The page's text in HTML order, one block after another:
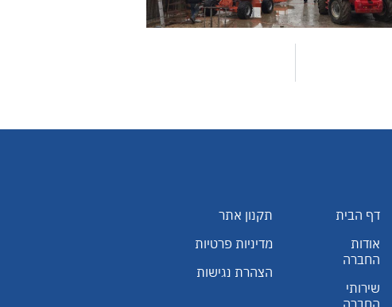
דף הבית
אודות
החברה
שירותי
תקנון אתר
מדיניות פרטיות
הצהרת נגישות